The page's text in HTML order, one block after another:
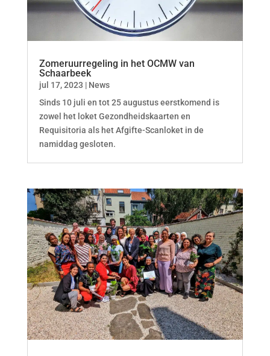
Zomeruurregeling in het OCMW van
Schaarbeek
jul 17, 2023 | News
Sinds 10 juli en tot 25 augustus eerstkomend is
zowel het loket Gezondheidskaarten en
Requisitoria als het Afgifte-Scanloket in de
namiddag gesloten.